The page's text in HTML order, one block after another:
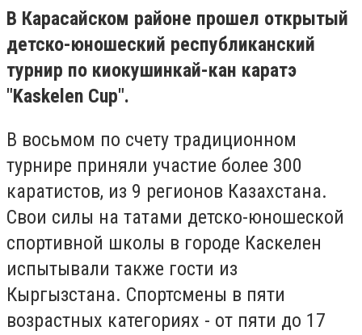
В Карасайском районе прошел открытый
детско-юношеский республиканский
турнир по киокушинкай-кан каратэ
"Kaskelen Cup".
В восьмом по счету традиционном
турнире приняли участие более 300
каратистов, из 9 регионов Казахстана.
Свои силы на татами детско-юношеской
спортивной школы в городе Каскелен
испытывали также гости из
Кыргызстана. Спортсмены в пяти
возрастных категориях - от пяти до 17